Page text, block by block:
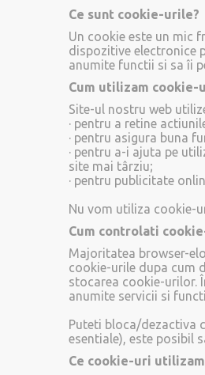
Ce sunt cookie-urile?
Un cookie este un mic
dispozitive electronice
anumite functii si sa îi
Cum utilizam cookie-
Site-ul nostru web
· pentru a retine
· pentru asigura buna
· pentru a-i ajuta pe
site mai târziu;
· pentru publicitate
Nu vom utiliza cookie-
Cum controlati
Majoritatea browser-
cookie-urile dupa cum
stocarea cookie-urilor.
anumite servicii si
Puteti bloca/dezactiva
esentiale), este posibil
Ce cookie-uri